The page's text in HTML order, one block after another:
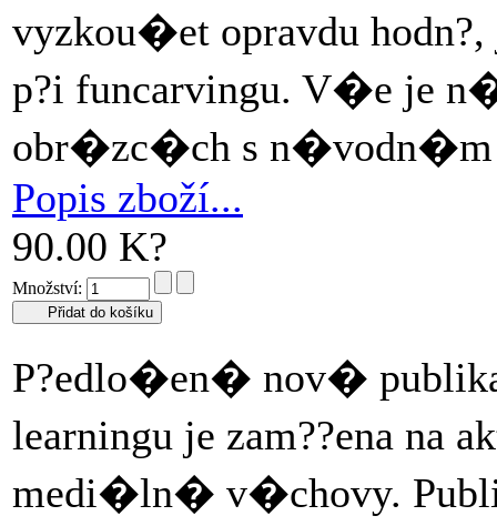
vyzkou�et opravdu
p?i funcarvingu. V�e je
obr�zc�ch s n�vodn�m
Popis zboží...
90.00 K?
Množství:
P?edlo�en� nov�
learningu je zam??ena na
medi�ln� v�chovy.